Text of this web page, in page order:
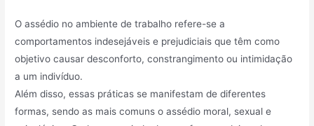
O assédio no ambiente de trabalho refere-se a
comportamentos indesejáveis e prejudiciais que têm como
objetivo causar desconforto, constrangimento ou intimidação
a um indivíduo.
Além disso, essas práticas se manifestam de diferentes
formas, sendo as mais comuns o assédio moral, sexual e